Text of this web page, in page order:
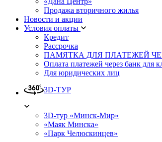
Продажа вторичного жилья
Новости и акции
Условия оплаты
Кредит
Рассрочка
ПАМЯТКА ДЛЯ ПЛАТЕЖЕЙ
Оплата платежей через банк для
Для юридических лиц
3D-ТУР
3D-тур «Минск-Мир»
«Маяк Минска»
«Парк Челюскинцев»